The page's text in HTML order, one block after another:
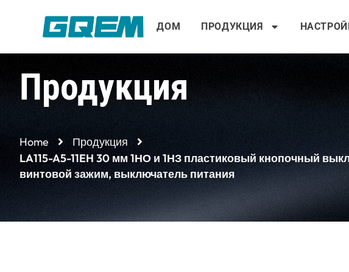
содержимому
ДОМ ПРОДУКЦИЯ
Продукция
Home
Продукция
LA115-A5-11EH 30 мм 1НО и 1НЗ пластиковый кнопочный
винтовой зажим, выключатель питания